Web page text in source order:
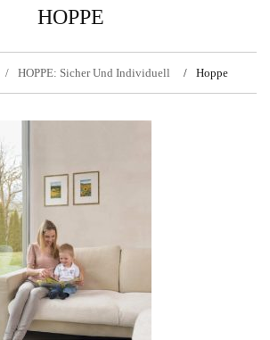
HOPPE
HOPPE: Sicher Und Individuell Hoppe